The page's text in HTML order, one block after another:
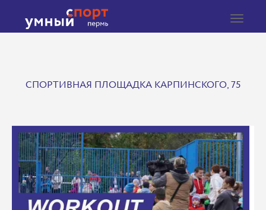
Toggle
СПОРТИВНАЯ ПЛОЩАДКА КАРПИНСКОГО, 75